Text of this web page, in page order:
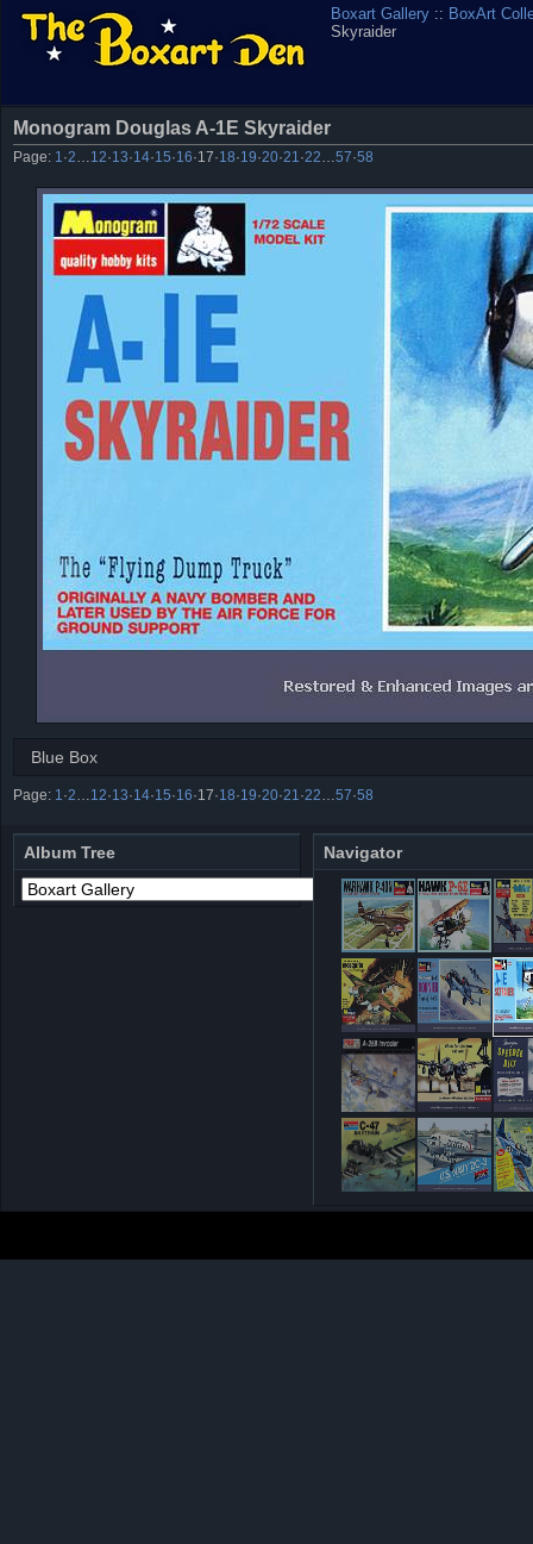
Boxart Gallery :: BoxArt
Skyraider
Monogram Douglas A-1E Skyraider
Page: 1 ·2 12·13·14·15·16·17·18·19·20·21 ·22 57·58
Blue Box
Page: 1 ·2 12·13·14·15·16·17·18·19·20·21 ·22 57·58
Album Tree Navigator